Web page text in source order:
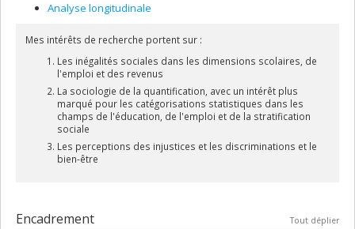
Analyse longitudinale
Mes intérêts de recherche portent sur :
Les inégalités sociales dans les dimensions scolaires, de
l'emploi et des revenus
La sociologie de la quantification, avec un intérêt plus
marqué pour les catégorisations statistiques dans les
champs de l'éducation, de l'emploi et de la stratification
sociale
Les perceptions des injustices et les discriminations et le
bien-être
Encadrement Tout déplier